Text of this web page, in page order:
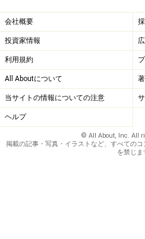
会社概要
投資家情報
利用規約
All Aboutについて
当サイトの情報についての注意
ヘルプ
© All About, Inc. All
掲載の記事・写真・イラストなど、すべての
を禁じま